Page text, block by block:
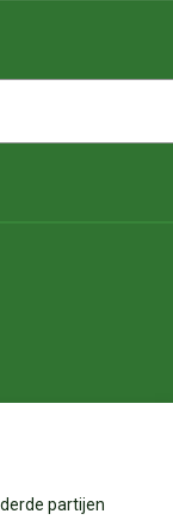
partijen